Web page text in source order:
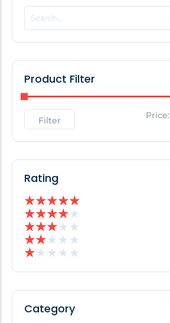
POPULAR THIS WEEK
No Posts Found!
No Posts Found!
Product Filter
Filter Price:
Rating
★★★★★
★★★★★
★★★★ ★
★★★ ★ ★
★★ ★ ★ ★
Category